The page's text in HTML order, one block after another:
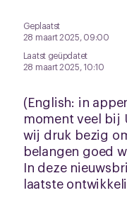
Geplaatst
28 maart 2025, 09:00
Laatst geüpdatet
28 maart 2025, 10:10
(English: in
moment veel bij
wij druk bezig
belangen goed
In deze
laatste